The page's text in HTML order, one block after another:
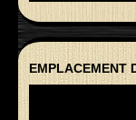
EMPLACEMENT